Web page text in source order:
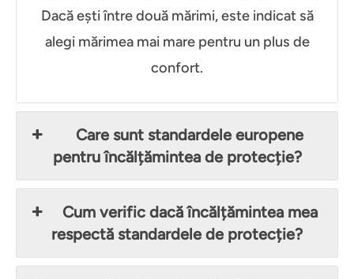
Dacă ești între două mărimi, este indicat să
alegi mărimea mai mare pentru un plus de
confort.
Care sunt standardele europene
pentru încălțămintea de protecție?
Cum verific dacă încălțămintea mea
respectă standardele de protecție?